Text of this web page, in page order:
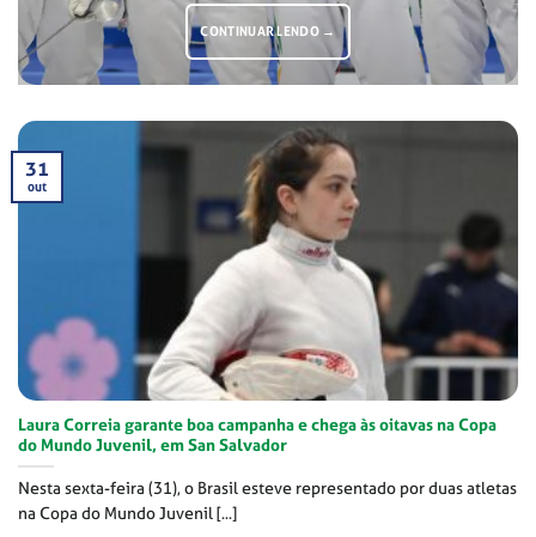
CONTINUAR LENDO →
Laura Correia garante boa campanha e chega às oitavas na Copa
do Mundo Juvenil, em San Salvador
Nesta sexta-feira (31), o Brasil esteve representado por duas atletas
na Copa do Mundo Juvenil [...]
31
out